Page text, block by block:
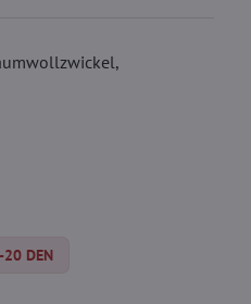
DEN